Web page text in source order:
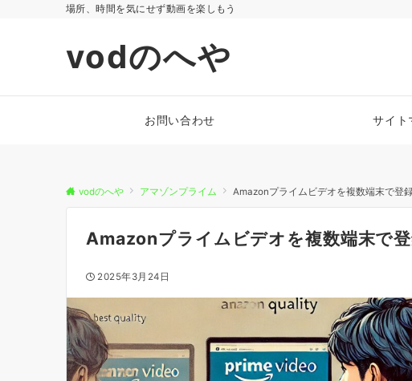
場所、時間を気にせず動画を楽しもう
vodのへや
お問い合わせ サイト
vodのへや アマゾンプライム Amazonプライムビデオを複数端末で登
Amazonプライムビデオを複数端末で
2025年3月24日